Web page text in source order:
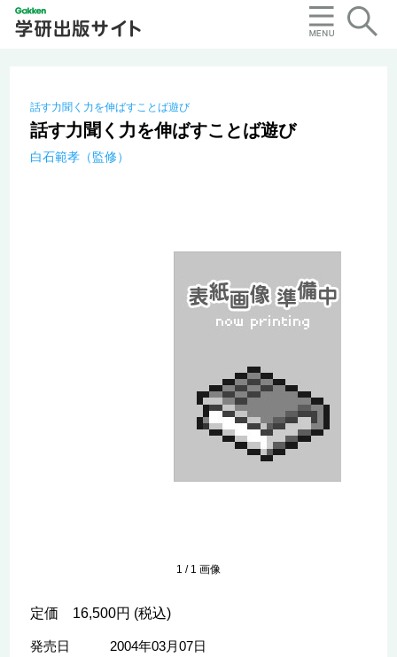
話す力聞く力を伸ばすことば遊び
話す力聞く力を伸ばすことば遊び
白石範孝（監修）
1 / 1 画像
定価 16,500円 (税込)
発売日
2004年03月07日